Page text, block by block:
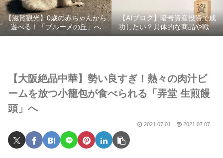
【滋賀観光】0歳の赤ちゃんから
遊べる！「ブルーメの丘」へ
【AIブログ】暗号資産投資で成
功したい？具体的な商品や戦略
を分かりやすく解説！
【大阪絶品中華】勢い良すぎ！熱々の肉汁ビ
ームを放つ小籠包が食べられる「弄堂 生煎饅
頭」へ
2021.07.01 2021.07.07